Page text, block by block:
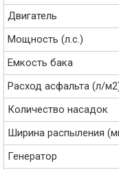
Двигатель
Мощность (л.с.)
Емкость бака
Расход асфальта (л/
Количество насадок
Ширина распыления
Генератор